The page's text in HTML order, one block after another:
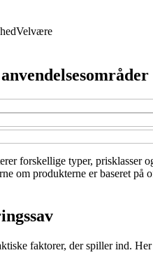
Velvære
forskellige typer,
om produkterne er baseret
faktorer, der spiller ind.